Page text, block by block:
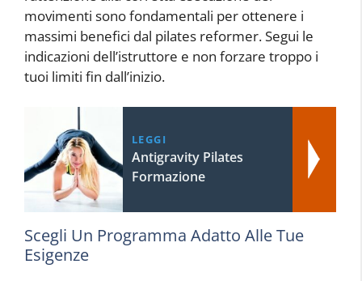
movimenti sono fondamentali per ottenere i
massimi benefici dal pilates reformer. Segui le
indicazioni dell’istruttore e non forzare troppo i
tuoi limiti fin dall’inizio.
LEGGI
Antigravity Pilates
Formazione
Scegli Un Programma Adatto Alle Tue
Esigenze